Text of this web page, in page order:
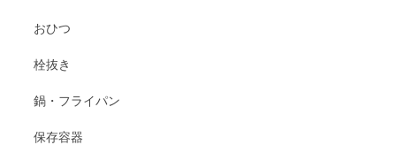
おひつ
栓抜き
鍋・フライパン
保存容器